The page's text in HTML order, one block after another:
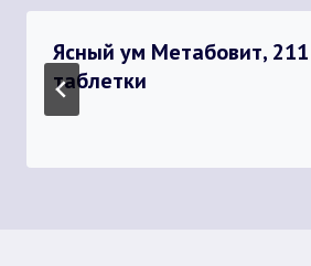
Ясный ум Метабовит,
таблетки